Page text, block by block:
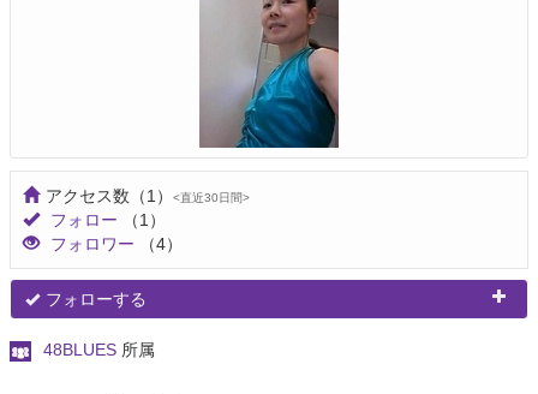
アクセス数 （1） <直近30日間>
フォロー
（1）
フォロワー
（4）
フォローする
48BLUES 所属